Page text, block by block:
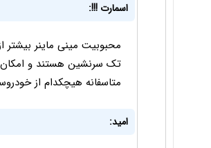
اسمارت !!!:
تک سرنشین هستند و امکان
متاسفانه هیچکدام از
امید: